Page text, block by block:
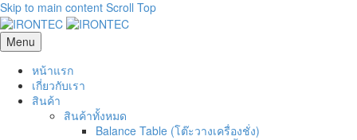
Skip to main content Scroll Top
Menu
หน้าแรก
เกี่ยวกับเรา
สินค้า
สินค้าทั้งหมด
Balance Table (โต๊ะวางเครื่องชั่ง)